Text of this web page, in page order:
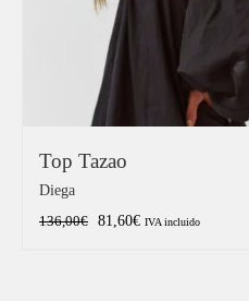
Top Tazao
Diega
136,00€ El
81,60€ElIVA incluido